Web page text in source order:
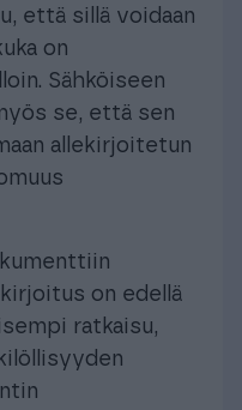
että sillä voidaan
on
Sähköiseen
se, että sen
allekirjoitetun
on edellä
ratkaisu,